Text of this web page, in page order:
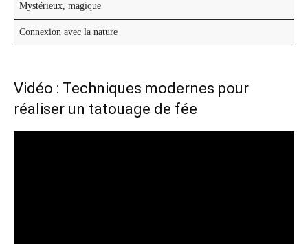
Mystérieux, magique
Connexion avec la nature
Vidéo : Techniques modernes pour
réaliser un tatouage de fée